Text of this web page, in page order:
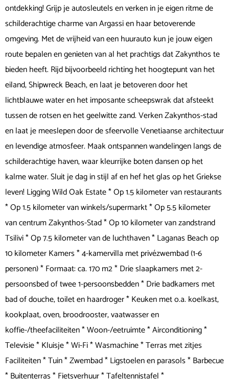
ontdekking! Grijp je autosleutels en verken in je eigen ritme de
schilderachtige charme van Argassi en haar betoverende
omgeving. Met de vrijheid van een huurauto kun je jouw eigen
route bepalen en genieten van al het prachtigs dat Zakynthos te
bieden heeft. Rijd bijvoorbeeld richting het hoogtepunt van het
eiland, Shipwreck Beach, en laat je betoveren door het
lichtblauwe water en het imposante scheepswrak dat afsteekt
tussen de rotsen en het geelwitte zand. Verken Zakynthos-stad
en laat je meeslepen door de sfeervolle Venetiaanse architectuur
en levendige atmosfeer. Maak ontspannen wandelingen langs de
schilderachtige haven, waar kleurrijke boten dansen op het
kalme water. Sluit je dag in stijl af en hef het glas op het Griekse
leven! Ligging Wild Oak Estate * Op 1.5 kilometer van restaurants
* Op 1.5 kilometer van winkels/supermarkt * Op 5.5 kilometer
van centrum Zakynthos-Stad * Op 10 kilometer van zandstrand
Tsilivi * Op 7.5 kilometer van de luchthaven * Laganas Beach op
10 kilometer Kamers * 4-kamervilla met privézwembad (1-6
personen) * Formaat: ca. 170 m2 * Drie slaapkamers met 2-
persoonsbed of twee 1-persoonsbedden * Drie badkamers met
bad of douche, toilet en haardroger * Keuken met o.a. koelkast,
kookplaat, oven, broodrooster, vaatwasser en
koffie-/theefaciliteiten * Woon-/eetruimte * Airconditioning *
Televisie * Kluisje * Wi-Fi * Wasmachine * Terras met zitjes
Faciliteiten * Tuin * Zwembad * Ligstoelen en parasols * Barbecue